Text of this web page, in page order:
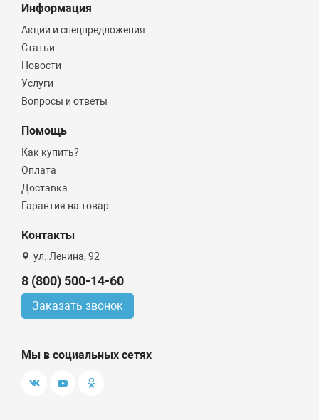
Информация
Акции и спецпредложения
Статьи
Новости
Услуги
Вопросы и ответы
Помощь
Как купить?
Оплата
Доставка
Гарантия на товар
Контакты
ул. Ленина, 92
8 (800) 500-14-60
Заказать звонок
Мы в социальных сетях